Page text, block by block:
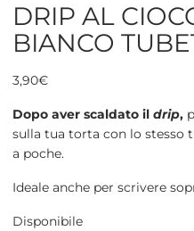
DRIP AL
BIANCO
3,90€
Dopo aver scaldato il drip,
sulla tua torta con lo stesso
a poche.
Ideale anche per scrivere
Disponibile